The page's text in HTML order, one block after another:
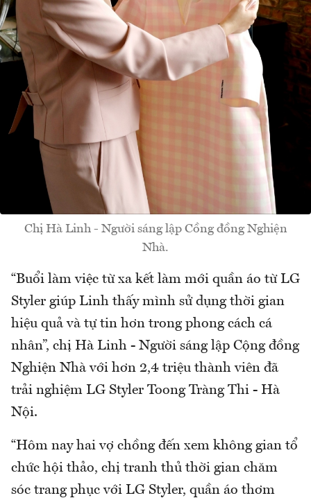
Chị Hà Linh - Người sáng lập Cồng đồng Nghiện
Nhà.
“Buổi làm việc từ xa kết làm mới quần áo từ LG
Styler giúp Linh thấy mình sử dụng thời gian
hiệu quả và tự tin hơn trong phong cách cá
nhân”, chị Hà Linh - Người sáng lập Cộng đồng
Nghiện Nhà với hơn 2,4 triệu thành viên đã
trải nghiệm LG Styler Toong Tràng Thi - Hà
Nội.
“Hôm nay hai vợ chồng đến xem không gian tổ
chức hội thảo, chị tranh thủ thời gian chăm
sóc trang phục với LG Styler, quần áo thơm